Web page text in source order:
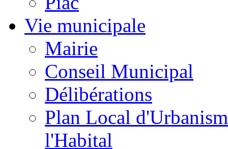
Vie municipale
Mairie
Conseil Municipal
Délibérations
Plan Local
l'Habital